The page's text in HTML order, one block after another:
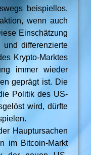
beispiellos,
wenn auch
Einschätzung
differenzierte
Krypto-Marktes
immer wieder
geprägt ist. Die
Politik des US-
wird, dürfte
Hauptursachen
im Bitcoin-Markt